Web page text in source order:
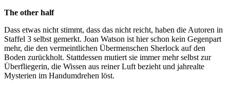
The other half
Dass etwas nicht stimmt, dass das nicht reicht, haben die Autoren in
Staffel 3 selbst gemerkt. Joan Watson ist hier schon kein Gegenpart
mehr, die den vermeintlichen Übermenschen Sherlock auf den
Boden zurückholt. Stattdessen mutiert sie immer mehr selbst zur
Überfliegerin, die Wissen aus reiner Luft bezieht und jahrealte
Mysterien im Handumdrehen löst.